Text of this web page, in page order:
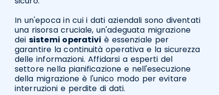
In un'epoca in cui i dati aziendali sono diventati
una risorsa cruciale, un'adeguata migrazione
dei sistemi operativi è essenziale per
garantire la continuità operativa e la sicurezza
delle informazioni. Affidarsi a esperti del
settore nella pianificazione e nell'esecuzione
della migrazione è l'unico modo per evitare
interruzioni e perdite di dati.